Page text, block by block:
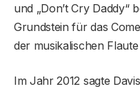
und „Don’t Cry Daddy“
Grundstein für das
der musikalischen
Im Jahr 2012 sagte